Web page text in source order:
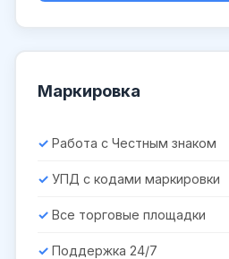
Маркировка
Работа с Честным знаком
УПД с кодами маркировки
Все торговые площадки
Поддержка 24/7